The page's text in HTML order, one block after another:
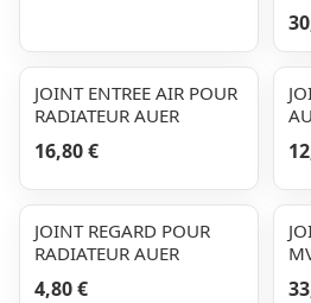
JOINT ENTREE AIR POUR
RADIATEUR AUER
16,80 €
JOINT REGARD POUR
RADIATEUR AUER
4,80 €